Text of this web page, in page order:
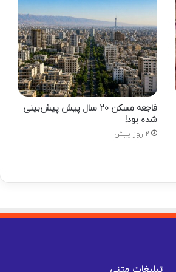
فاجعه مسکن ۲۰ سال پیش پیش‌بینی
شده بود!
2 روز پیش